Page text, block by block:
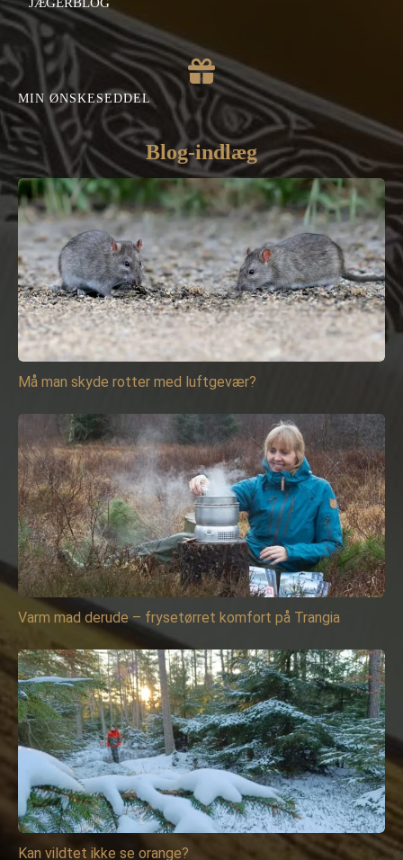
MIN ØNSKESEDDEL
Blog-indlæg
Må man skyde rotter med luftgevær?
Varm mad derude – frysetørret komfort på Trangia
Kan vildtet ikke se orange?